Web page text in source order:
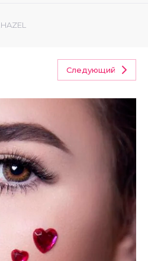
Следующий